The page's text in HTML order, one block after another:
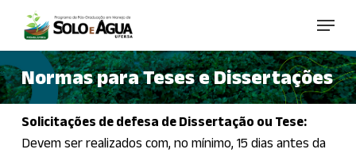
main
content
Menu
Normas para Teses e Dissertações
Solicitações de defesa de Dissertação ou Tese:
Devem ser realizados com, no mínimo, 15 dias antes da